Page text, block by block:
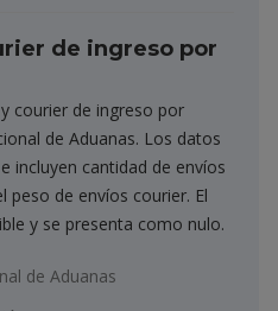
de ingreso por
courier de ingreso por
de Aduanas. Los datos
incluyen cantidad de envíos
peso de envíos courier. El
y se presenta como nulo.
de Aduanas